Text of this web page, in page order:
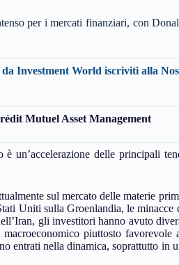
per i mercati finanziari, con
Investment World iscriviti alla
Mutuel Asset Management
un’accelerazione delle principali
sul mercato delle materie
Uniti sulla Groenlandia, le minacce
gli investitori hanno avuto
piuttosto
entrati nella dinamica, soprattutto